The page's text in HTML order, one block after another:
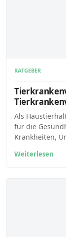
RATGEBER
Als
für die
Krankheiten,
Weiterlesen